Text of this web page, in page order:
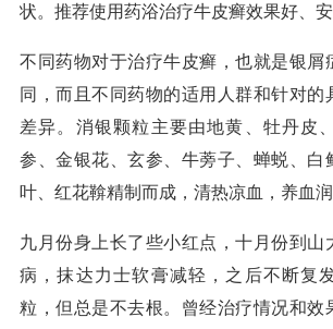
状。推荐使用药浴治疗牛皮癣效果好、安
不同药物对于治疗牛皮癣，也就是银屑
同，而且不同药物的适用人群和针对的
差异。消银颗粒主要由地黄、牡丹皮
参、金银花、玄参、牛蒡子、蝉蜕、白
叶、红花鞥精制而成，清热凉血，养血润
九月份身上长了些小红点，十月份到山
病，抹达力士软膏减轻，之后不断复
粒，但总是不去根。曾经治疗情况和效